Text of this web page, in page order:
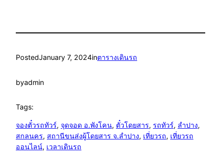
PostedJanuary 7, 2024inตารางเดินรถ
byadmin
Tags:
จองตั๋วรถทัวร์, จุดจอด อ.พังโคน, ตั๋วโดยสาร, รถทัวร์, ลำปาง
สกลนคร, สถานีขนส่งผู้โดยสาร จ.ลำปาง, เที่ยวรถ, เที่ยวรถ
ออนไลน์, เวลาเดินรถ